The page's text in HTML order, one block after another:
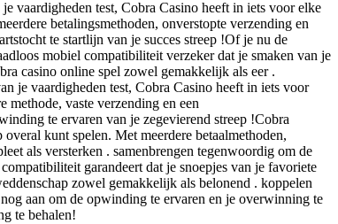
vaardigheden test, Cobra Casino heeft in iets voor elke
betalingsmethoden, onverstopte verzending en
te startlijn van je succes streep !Of je nu de
mobiel compatibiliteit verzeker dat je smaken van je
casino online spel zowel gemakkelijk als eer .
je vaardigheden test, Cobra Casino heeft in iets voor
vaste verzending en een
te ervaren van je zegevierend streep !Cobra
kunt spelen. Met meerdere betaalmethoden,
als versterken . samenbrengen tegenwoordig om de
garandeert dat je snoepjes van je favoriete
zowel gemakkelijk als belonend . koppelen
aan om de opwinding te ervaren en je overwinning te
te behalen!